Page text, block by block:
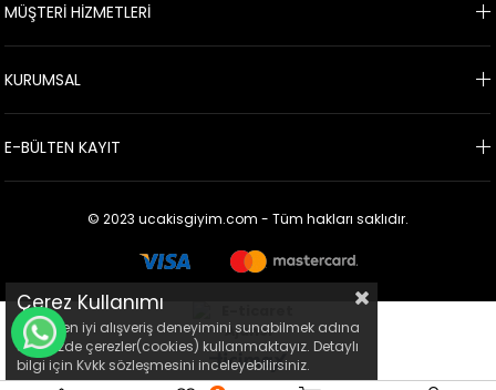
MÜŞTERİ HİZMETLERİ
KURUMSAL
E-BÜLTEN KAYIT
© 2023 ucakisgiyim.com - Tüm hakları saklıdır.
Çerez Kullanımı
Sizlere en iyi alışveriş deneyimini sunabilmek adına
sitemizde çerezler(cookies) kullanmaktayız. Detaylı
bilgi için Kvkk sözleşmesini inceleyebilirsiniz.
WHATSAPP İLE BİLGİ AL